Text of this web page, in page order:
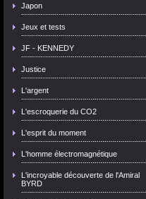
Japon
Jeux et tests
JF - KENNEDY
Justice
L'argent
L'escroquerie du CO2
L'esprit du moment
L'homme électromagnétique
L'incroyable découverte de l'Amiral
BYRD